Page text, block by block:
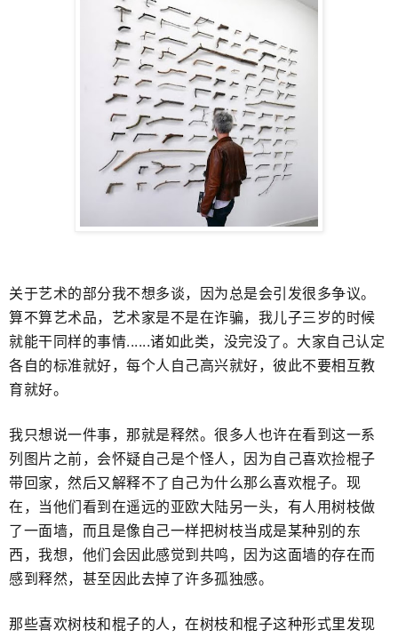
关于艺术的部分我不想多谈，因为总是会引发很多争议​。
算不算艺术品，艺术家是不是在诈骗，我儿子三岁的时候
就能​干同样的事情......诸如此类，没完没了。大家自己认定
各自的标准就好，​每个人自己高兴就好，​彼此不要相互教
育就好。
我只想说一件事，​那就是释然。很多人也许在看到这一系
列图片之前，会怀疑自己是个怪人，因为自己喜欢捡棍子
带回家，然后又解释不了自己为什么那么​喜欢棍子。现
在，当他们看到在遥远的亚欧大陆另一头，有人用树枝做
了一面墙，而且是像自己一样把树枝当成是某种别的东
西，我想，他们会因此感觉到共鸣，因为这面墙的存在而
感到释然，甚至因此​去掉了许多孤独感。
那些喜欢树枝和棍子的人，在​树枝和棍子这种形式里发现